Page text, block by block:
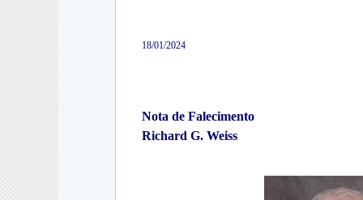
18/01/2024
Nota de Falecimento
Richard G. Weiss